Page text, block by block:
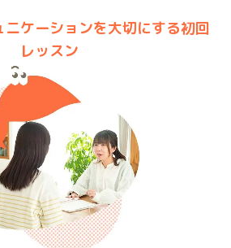
ケーションを大切にする初回
レッスン